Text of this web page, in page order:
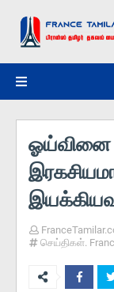
ஓய்வினை
செய்திகள்.